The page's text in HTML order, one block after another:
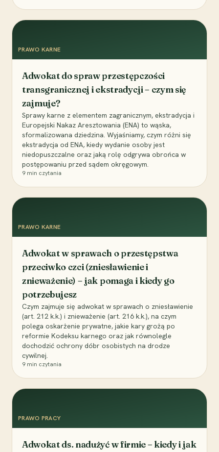
PRAWO KARNE
Adwokat do spraw przestępczości
transgranicznej i ekstradycji – czym się
zajmuje?
Sprawy karne z elementem zagranicznym, ekstradycja i
Europejski Nakaz Aresztowania (ENA) to wąska,
sformalizowana dziedzina. Wyjaśniamy, czym różni się
ekstradycja od ENA, kiedy wydanie osoby jest
niedopuszczalne oraz jaką rolę odgrywa obrońca w
postępowaniu przed sądem okręgowym.
9 min czytania
PRAWO KARNE
Adwokat w sprawach o przestępstwa
przeciwko czci (zniesławienie i
znieważenie) – jak pomaga i kiedy go
potrzebujesz
Czym zajmuje się adwokat w sprawach o zniesławienie
(art. 212 k.k.) i znieważenie (art. 216 k.k.), na czym
polega oskarżenie prywatne, jakie kary grożą po
reformie Kodeksu karnego oraz jak równolegle
dochodzić ochrony dóbr osobistych na drodze
cywilnej.
9 min czytania
PRAWO PRACY
Adwokat ds. nadużyć w firmie – kiedy i jak